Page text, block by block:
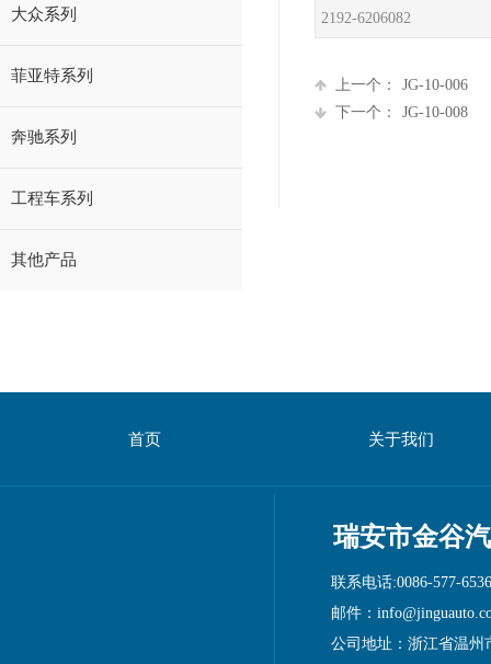
2192-6206082
上一个：
JG-10-006
下一个：
JG-10-008
大众系列
菲亚特系列
奔驰系列
工程车系列
其他产品
联系电话:0086-577-
邮件：
公司地址：浙江省温
首页 关于我们
瑞安市金谷